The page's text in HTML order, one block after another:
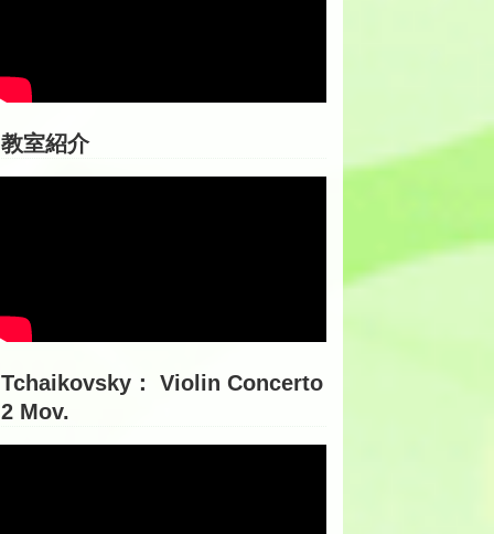
教室紹介
Tchaikovsky： Violin Concerto
2 Mov.